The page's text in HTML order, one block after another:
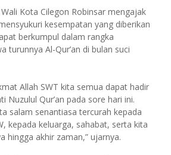
Kota Cilegon Robinsar mengajak
kesempatan yang diberikan
berkumpul dalam rangka
turunnya Al-Qur’an di bulan suci
Allah SWT kita semua dapat hadir
Nuzulul Qur’an pada sore hari ini.
salam senantiasa tercurah kepada
kepada keluarga, sahabat, serta kita
hingga akhir zaman,” ujarnya.